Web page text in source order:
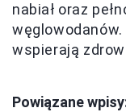
nabiał oraz
wspierają
Powiązane